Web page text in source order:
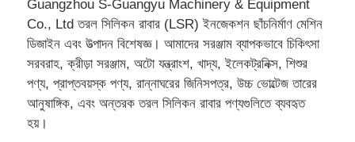
Guangzhou S-Guangyu Machinery & Equipment
Co., Ltd তরল সিলিকন রাবার (LSR) ইনজেকশন ছাঁচনির্মাণ মেশিন
ডিজাইন এবং উত্পাদন বিশেষজ্ঞ। আমাদের সরঞ্জাম ব্যাপকভাবে চিকিৎসা
সরবরাহ, ক্রীড়া সরঞ্জাম, অটো যন্ত্রাংশ, খাদ্য, ইলেকট্রনিক্স, শিশুর
পণ্য, প্রাপ্তবয়স্ক পণ্য, রান্নাঘরের জিনিসপত্র, উচ্চ ভোল্টেজ তারের
আনুষাঙ্গিক, এবং অন্তরক তরল সিলিকন রাবার পণ্যগুলিতে ব্যবহৃত
হয়।